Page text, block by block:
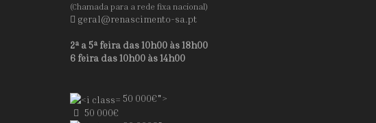
(Chamada para a rede fixa nacional)
geral@renascimento-sa.pt
2ª a 5ª feira das 10h00 às 18h00
6 feira das 10h00 às 14h00
50 000€">
50 000€